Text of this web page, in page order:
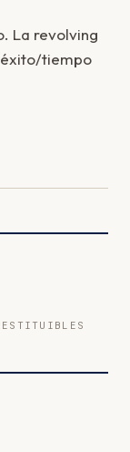
La revolving
tiempo